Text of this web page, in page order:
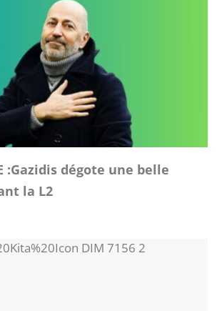
:Gazidis dégote une belle
la L2